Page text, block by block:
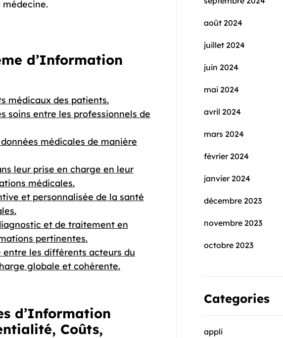
médecine.
d’Information
médicaux des patients.
soins entre les professionnels de
médicales de manière
leur prise en charge en leur
médicales.
et personnalisée de la santé
et de traitement en
pertinentes.
les différents acteurs du
globale et cohérente.
d’Information
Coûts,
août 2024
juillet 2024
juin 2024
mai 2024
avril 2024
mars 2024
février 2024
janvier 2024
décembre 2023
novembre 2023
octobre 2023
Categories
appli